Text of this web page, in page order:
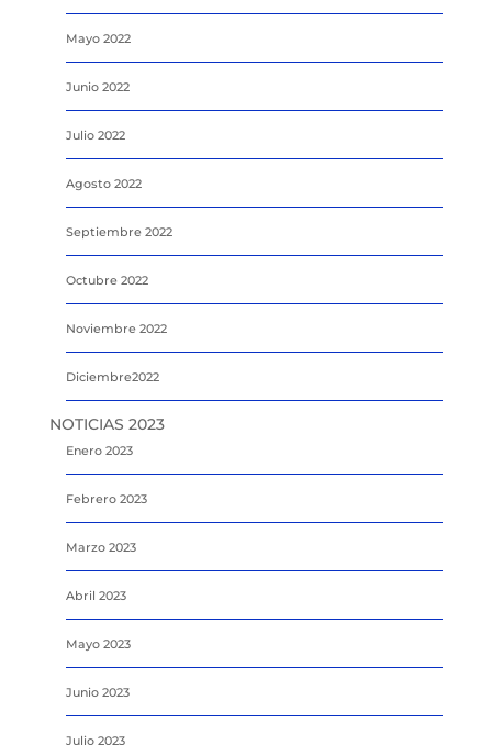
Mayo 2022
Junio 2022
Julio 2022
Agosto 2022
Septiembre 2022
Octubre 2022
Noviembre 2022
Diciembre2022
NOTICIAS 2023
Enero 2023
Febrero 2023
Marzo 2023
Abril 2023
Mayo 2023
Junio 2023
Julio 2023